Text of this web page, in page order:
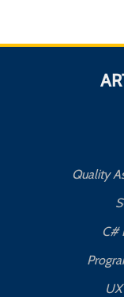
Quality
C#